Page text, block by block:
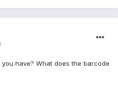
have? What does the barcode